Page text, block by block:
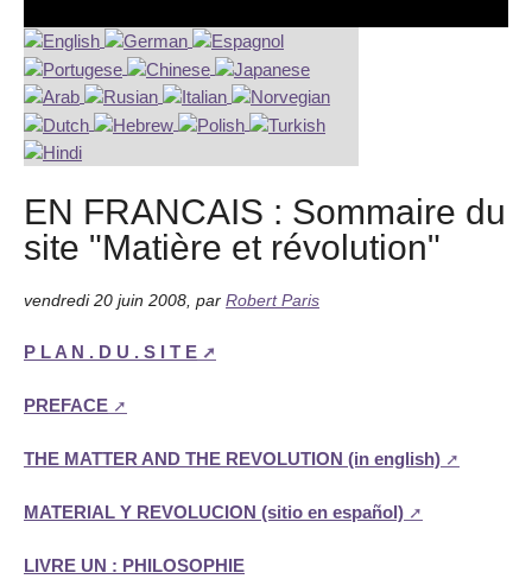
EN FRANCAIS : Sommaire du
site "Matière et révolution"
vendredi 20 juin 2008 par Robert Paris
P L A N . D U . S I T E
PREFACE
THE MATTER AND THE REVOLUTION (in english)
MATERIAL Y REVOLUCION (sitio en español)
LIVRE UN : PHILOSOPHIE